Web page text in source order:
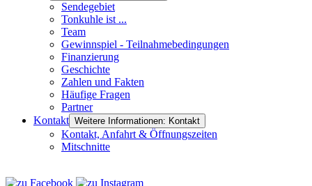
Sendegebiet
Tonkuhle ist ...
Team
Gewinnspiel - Teilnahmebedingungen
Finanzierung
Geschichte
Zahlen und Fakten
Häufige Fragen
Partner
Kontakt Weitere Informationen: Kontakt
Kontakt, Anfahrt & Öffnungszeiten
Mitschnitte